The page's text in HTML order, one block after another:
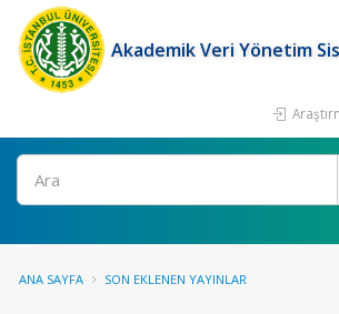
Akademik Veri Yönetim
Ara
ANA SAYFA SON EKLENEN YAYINLAR